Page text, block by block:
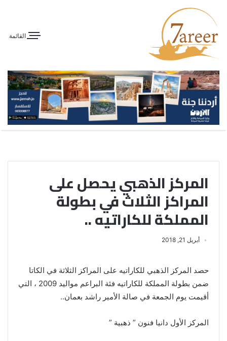
القائمة
المركز الذهبي يحصل على
المراكز الثلاث في بطولة
المملكة للكاراتيه ..
أبريل 21, 2018
حصد المركز الذهبي للكاراتيه على المراكز الثلاثة في الكاتا
ضمن بطولة المملكة للكاراتيه فئة البراعم مواليد 2009 ، التي
أقيمت يوم الجمعة في صالة الأمير راشد بعمان..
المركز الأول دانيا فنون ” ذهبية ”